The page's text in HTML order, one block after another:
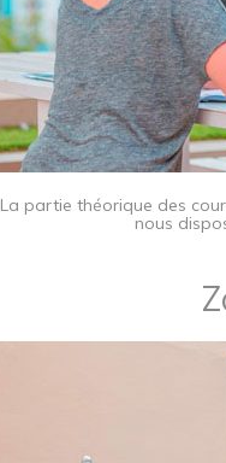
​La partie théorique des
nous